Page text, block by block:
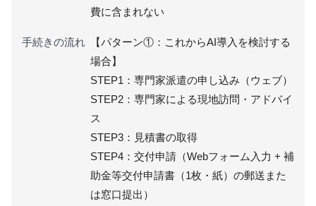
費に含まれない
手続きの流れ
【パターン①：これからAI導入を検討する
場合】
STEP1：専門家派遣の申し込み（ウェブ）
STEP2：専門家による現地訪問・アドバイ
ス
STEP3：見積書の取得
STEP4：交付申請（Webフォーム入力 + 補
助金等交付申請書（1枚・紙）の郵送また
は窓口提出）